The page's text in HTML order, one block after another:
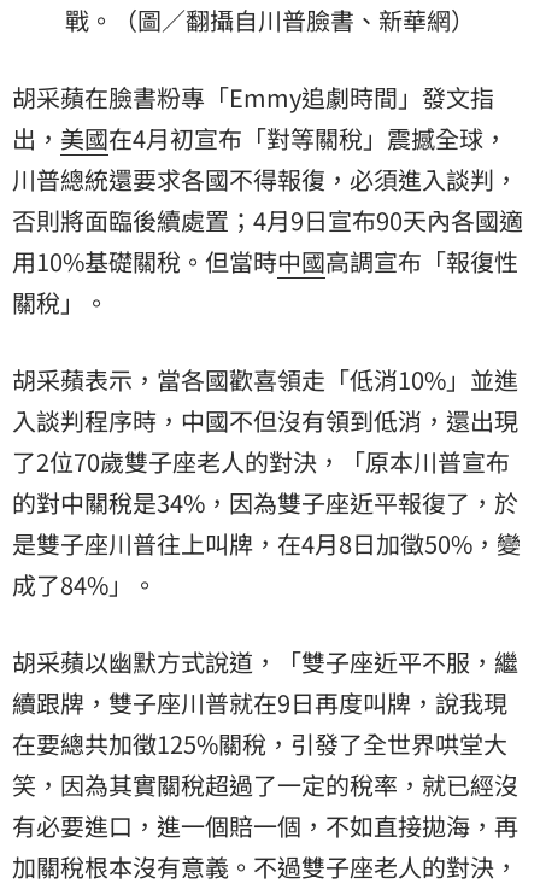
戰。（圖／翻攝自川普臉書、新華網）
胡采蘋在臉書粉專「Emmy追劇時間」發文指
出， 美國在4月初宣布「對等關稅」震撼全球，
川普總統還要求各國不得報復，必須進入談判，
否則將面臨後續處置；4月9日宣布90天內各國適
用10%基礎關稅。但當時中國高調宣布「報復性
關稅」。
胡采蘋表示，當各國歡喜領走「低消10%」並進
入談判程序時，中國不但沒有領到低消，還出現
了2位70歲雙子座老人的對決，「原本川普宣布
的對中關稅是34%，因為雙子座近平報復了，於
是雙子座川普往上叫牌，在4月8日加徵50%，變
成了84%」。
胡采蘋以幽默方式說道，「雙子座近平不服，繼
續跟牌，雙子座川普就在9日再度叫牌，說我現
在要總共加徵125%關稅，引發了全世界哄堂大
笑，因為其實關稅超過了一定的稅率，就已經沒
有必要進口，進一個賠一個，不如直接拋海，再
加關稅根本沒有意義。不過雙子座老人的對決，